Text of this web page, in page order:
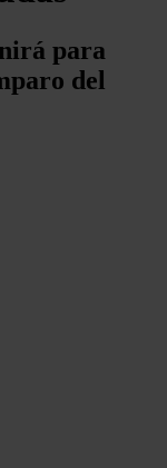
para
del